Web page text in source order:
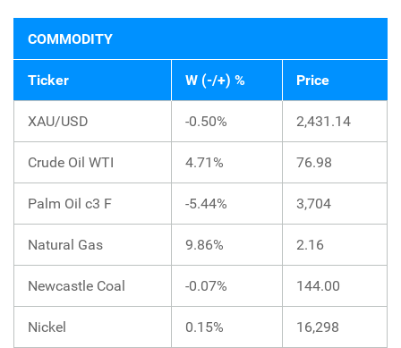
COMMODITY
Ticker W (-/+) % Price
XAU/USD -0.50% 2,431.14
Crude Oil WTI 4.71% 76.98
Palm Oil c3 F -5.44% 3,704
Natural Gas 9.86% 2.16
Newcastle Coal -0.07% 144.00
Nickel 0.15% 16,298